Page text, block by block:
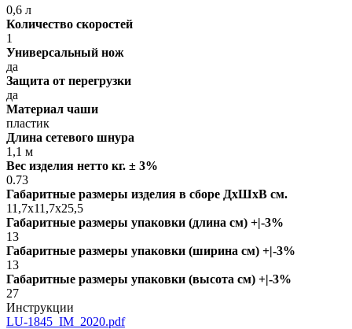
0,6 л
Количество скоростей
1
Универсальный нож
да
Защита от перегрузки
да
Материал чаши
пластик
Длина сетевого шнура
1,1 м
Вес изделия нетто кг. ± 3%
0.73
Габаритные размеры изделия в сборе ДxШxВ см.
11,7x11,7x25,5
Габаритные размеры упаковки (длина см) +|-3%
13
Габаритные размеры упаковки (ширина см) +|-3%
13
Габаритные размеры упаковки (высота см) +|-3%
27
Инструкции
LU-1845_IM_2020.pdf